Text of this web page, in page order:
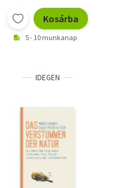
Kosárba
5 - 10 munkanap
IDEGEN